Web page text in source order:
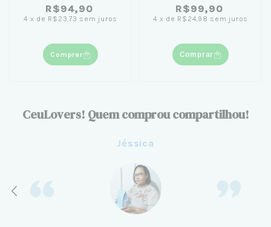
R$94,90
4 x de R$23,73 sem juros
Comprar
R$99,90
4 x de R$24,98 sem juros
Comprar
CeuLovers! Quem comprou compartilhou!
Jéssica